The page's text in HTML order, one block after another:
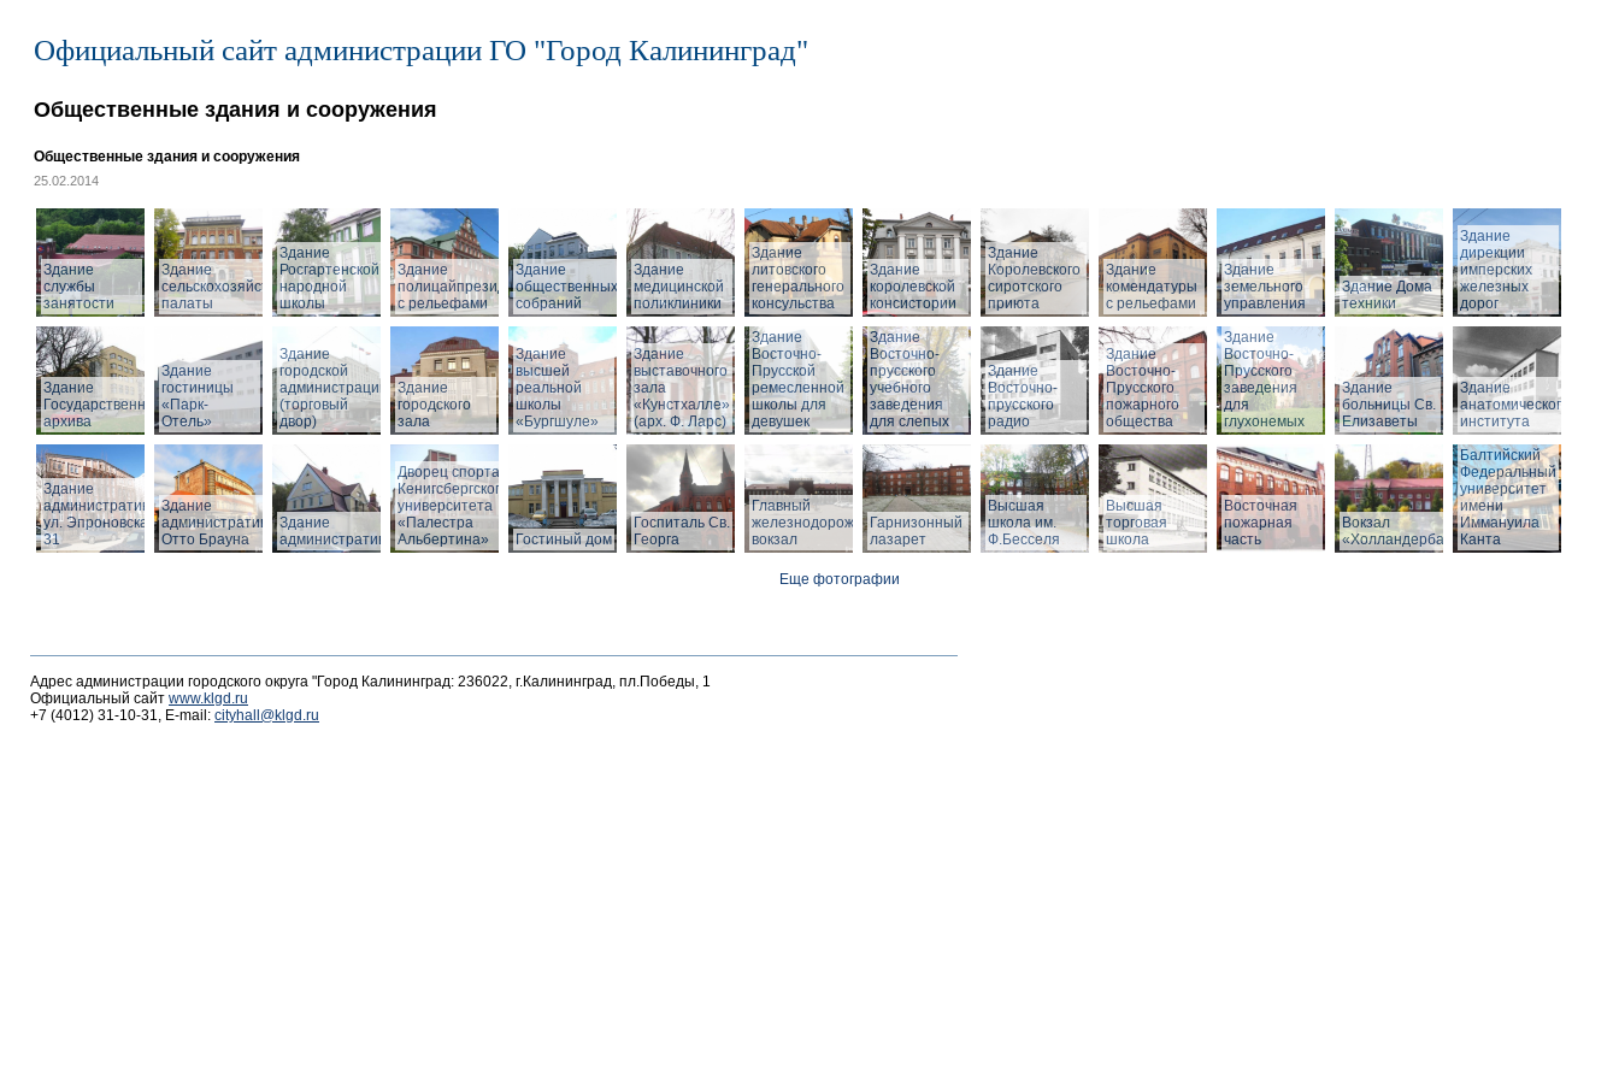
Официальный сайт администрации ГО "Город Калининград"
Общественные здания и сооружения
Общественные здания и сооружения
25.02.2014
Здание
службы
занятости
Здание
сельскохозяйственной
палаты
Здание
Росгартенской
народной
школы
Здание
полицайпрезидиума
с рельефами
Здание
общественных
собраний
Здание
медицинской
поликлиники
Здание
литовского
генерального
консульства
Здание
королевской
консистории
Здание
Королевского
сиротского
приюта
Здание
комендатуры
с рельефами
Здание
земельного
управления
Здание Дома
техники
Здание
дирекции
имперских
железных
дорог
Здание
Государственного
архива
Здание
гостиницы
«Парк-
Отель»
Здание
городской
администрации
(торговый
двор)
Здание
городского
зала
Здание
высшей
реальной
школы
«Бургшуле»
Здание
выставочного
зала
«Кунстхалле»
(арх. Ф. Ларс)
Здание
Восточно-
Прусской
ремесленной
школы для
девушек
Здание
Восточно-
прусского
учебного
заведения
для слепых
Здание
Восточно-
прусского
радио
Здание
Восточно-
Прусского
пожарного
общества
Здание
Восточно-
Прусского
заведения
для
глухонемых
Здание
больницы Св.
Елизаветы
Здание
анатомического
института
Здание
административное,
ул. Эпроновская,
31
Здание
административное
Отто Брауна
Здание
административное
Дворец спорта
Кенигсбергского
университета
«Палестра
Альбертина»
Гостиный дом
Госпиталь Св.
Георга
Главный
железнодорожный
вокзал
Гарнизонный
лазарет
Высшая
школа им.
Ф.Бесселя
Высшая
торговая
школа
Восточная
пожарная
часть
Вокзал
«Холландербаум»
Балтийский
Федеральный
университет
имени
Иммануила
Канта
Еще фотографии
Адрес администрации городского округа "Город Калининград: 236022, г.Калининград, пл.Победы, 1
Официальный сайт www.klgd.ru
+7 (4012) 31-10-31, E-mail: cityhall@klgd.ru